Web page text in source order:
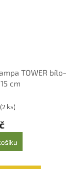
TOWER bílo-
cm
(2 ks)